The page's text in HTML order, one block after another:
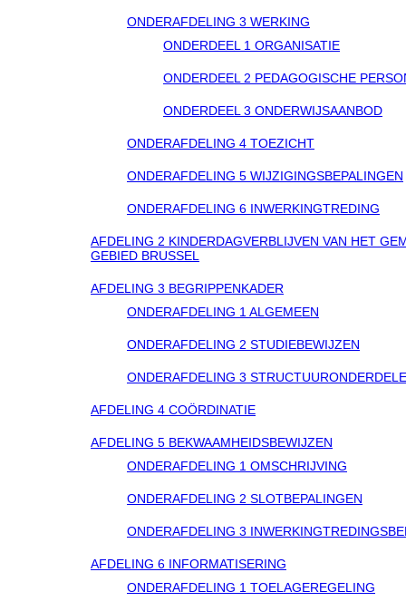
ONDERAFDELING 3 WERKING
ONDERDEEL 1 ORGANISATIE
ONDERDEEL 2 PEDAGOGISCHE
ONDERDEEL 3 ONDERWIJSAANBOD
ONDERAFDELING 4 TOEZICHT
ONDERAFDELING 5 WIJZIGINGSBEPALINGEN
ONDERAFDELING 6 INWERKINGTREDING
AFDELING 2 KINDERDAGVERBLIJVEN VAN HET
GEBIED BRUSSEL
AFDELING 3 BEGRIPPENKADER
ONDERAFDELING 1 ALGEMEEN
ONDERAFDELING 2 STUDIEBEWIJZEN
ONDERAFDELING 3
AFDELING 4 COÖRDINATIE
AFDELING 5 BEKWAAMHEIDSBEWIJZEN
ONDERAFDELING 1 OMSCHRIJVING
ONDERAFDELING 2 SLOTBEPALINGEN
ONDERAFDELING 3
AFDELING 6 INFORMATISERING
ONDERAFDELING 1 TOELAGEREGELING